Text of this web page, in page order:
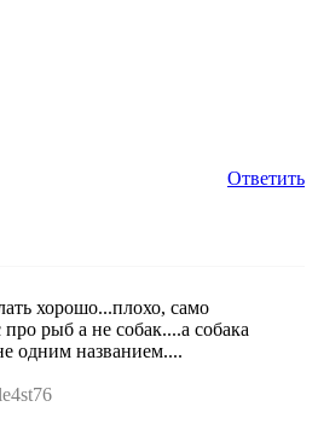
Ответить
хорошо...плохо, само
рыб а не собак....а собака
одним названием....